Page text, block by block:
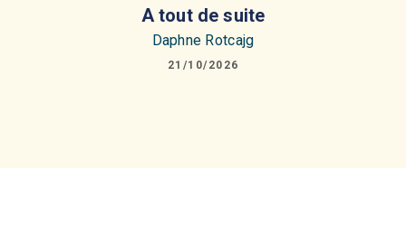
A tout de suite
Daphne Rotcajg
21/10/2026